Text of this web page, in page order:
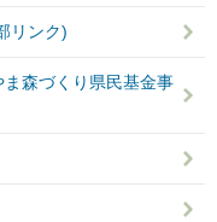
リンク)
森づくり県民基金事